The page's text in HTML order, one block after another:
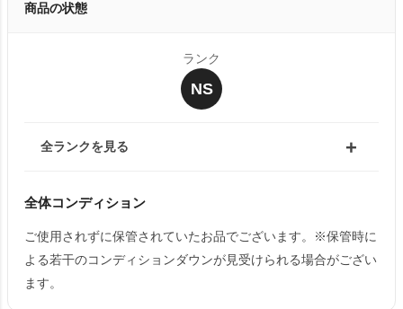
商品の状態
ランク
NS
全ランクを見る
全体コンディション
ご使用されずに保管されていたお品でございます。※保管時に
よる若干のコンディションダウンが見受けられる場合がござい
ます。